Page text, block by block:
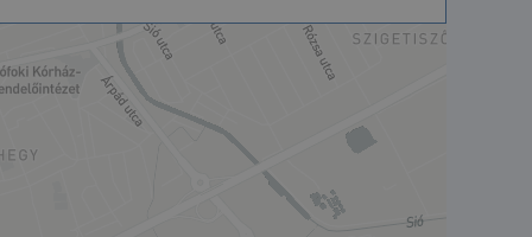
való
látogatói cookie-
a Cookie-